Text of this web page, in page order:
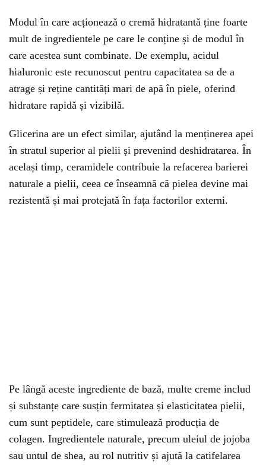
Modul în care acționează o cremă hidratantă ține foarte
mult de ingredientele pe care le conține și de modul în
care acestea sunt combinate. De exemplu, acidul
hialuronic este recunoscut pentru capacitatea sa de a
atrage și reține cantități mari de apă în piele, oferind
hidratare rapidă și vizibilă.
Glicerina are un efect similar, ajutând la menținerea apei
în stratul superior al pielii și prevenind deshidratarea. În
același timp, ceramidele contribuie la refacerea barierei
naturale a pielii, ceea ce înseamnă că pielea devine mai
rezistentă și mai protejată în fața factorilor externi.
Pe lângă aceste ingrediente de bază, multe creme includ
și substanțe care susțin fermitatea și elasticitatea pielii,
cum sunt peptidele, care stimulează producția de
colagen. Ingredientele naturale, precum uleiul de jojoba
sau untul de shea, au rol nutritiv și ajută la catifelarea